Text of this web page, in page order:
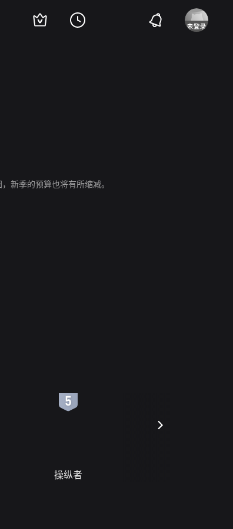
新季的预算也将有所缩减。
操纵者